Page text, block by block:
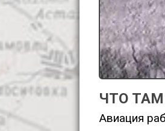
ЧТО
Авиация